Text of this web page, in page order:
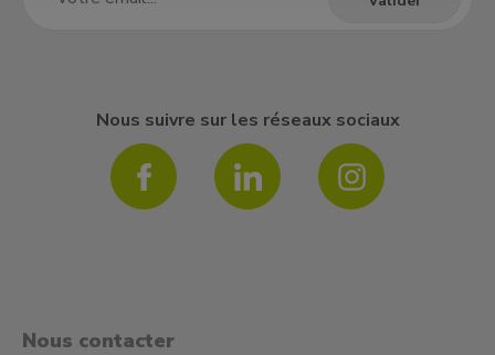
Nous suivre sur les réseaux sociaux
Nous contacter